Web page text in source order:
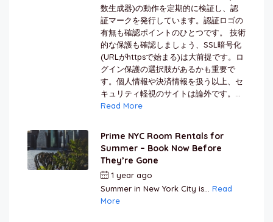
数生成器)の動作を定期的に検証し、認
証マークを発行しています。認証ロゴの
有無も確認ポイントのひとつです。 技術
的な保護も確認しましょう、SSL暗号化
(URLがhttpsで始まる)は大前提です。ロ
グイン保護の選択肢があるかも重要で
す。個人情報や決済情報を扱う以上、セ
キュリティ軽視のサイトは論外です。...
Read More
Prime NYC Room Rentals for
Summer – Book Now Before
They’re Gone
1 year ago
Summer in New York City is... Read
More